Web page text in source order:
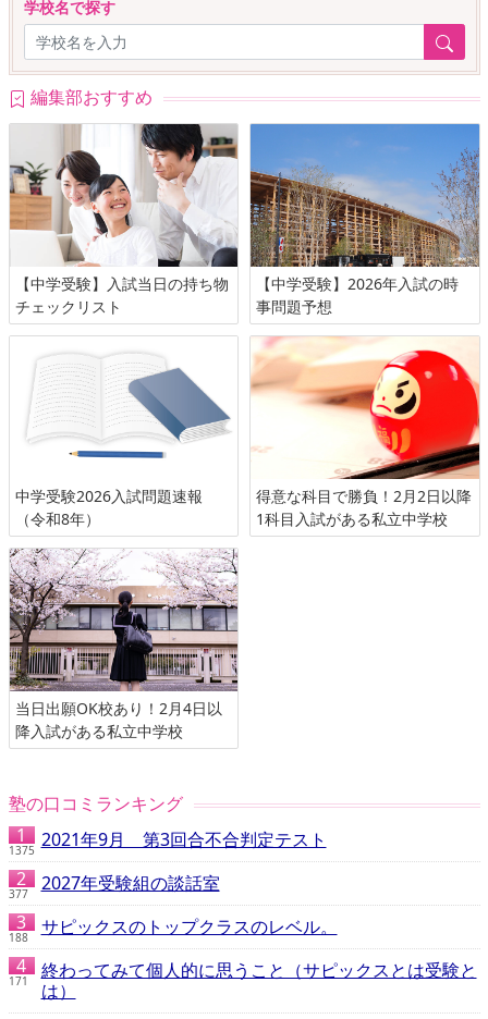
学校名で探す
編集部おすすめ
【中学受験】入試当日の持ち物
チェックリスト
【中学受験】2026年入試の時
事問題予想
中学受験2026入試問題速報
（令和8年）
得意な科目で勝負！2月2日以降
1科目入試がある私立中学校
当日出願OK校あり！2月4日以
降入試がある私立中学校
塾の口コミランキング
1375 2021年9月 第3回合不合判定テスト
377 2027年受験組の談話室
188 サピックスのトップクラスのレベル。
171
終わってみて個人的に思うこと（サピックスとは受験と
は）